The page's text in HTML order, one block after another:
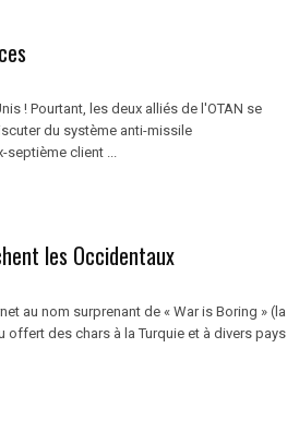
! Pourtant, les deux alliés de l'OTAN se
du système anti-missile
septième client ...
les Occidentaux
au nom surprenant de « War is Boring » (la
offert des chars à la Turquie et à divers pays